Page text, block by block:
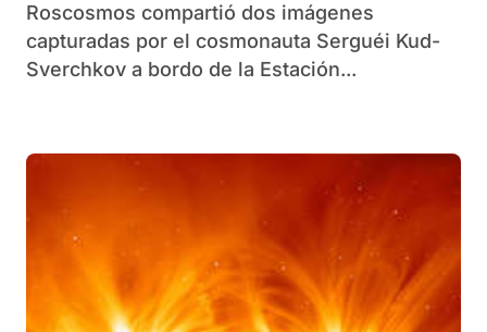
Roscosmos compartió dos imágenes
capturadas por el cosmonauta Serguéi Kud-
Sverchkov a bordo de la Estación...